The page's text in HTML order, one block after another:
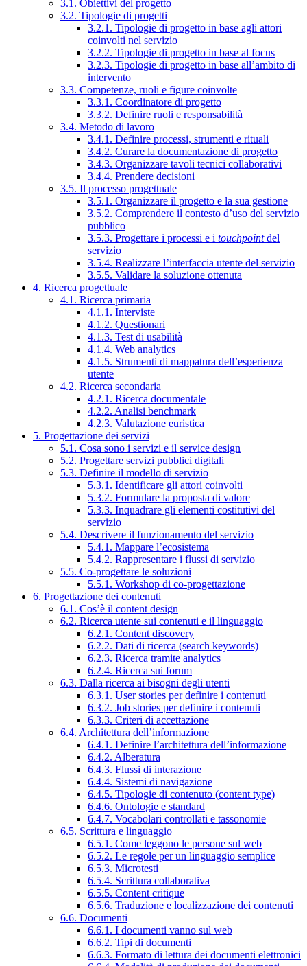
3.1. Obiettivi del progetto
3.2. Tipologie di progetti
3.2.1. Tipologie di progetto in base agli attori
coinvolti nel servizio
3.2.2. Tipologie di progetto in base al focus
3.2.3. Tipologie di progetto in base all’ambito di
intervento
3.3. Competenze, ruoli e figure coinvolte
3.3.1. Coordinatore di progetto
3.3.2. Definire ruoli e responsabilità
3.4. Metodo di lavoro
3.4.1. Definire processi, strumenti e rituali
3.4.2. Curare la documentazione di progetto
3.4.3. Organizzare tavoli tecnici collaborativi
3.4.4. Prendere decisioni
3.5. Il processo progettuale
3.5.1. Organizzare il progetto e la sua gestione
3.5.2. Comprendere il contesto d’uso del servizio
pubblico
3.5.3. Progettare i processi e i touchpointdel
servizio
3.5.4. Realizzare l’interfaccia utente del servizio
3.5.5. Validare la soluzione ottenuta
4. Ricerca progettuale
4.1. Ricerca primaria
4.1.1. Interviste
4.1.2. Questionari
4.1.3. Test di usabilità
4.1.4. Web analytics
4.1.5. Strumenti di mappatura dell’esperienza
utente
4.2. Ricerca secondaria
4.2.1. Ricerca documentale
4.2.2. Analisi benchmark
4.2.3. Valutazione euristica
5. Progettazione dei servizi
5.1. Cosa sono i servizi e il service design
5.2. Progettare servizi pubblici digitali
5.3. Definire il modello di servizio
5.3.1. Identificare gli attori coinvolti
5.3.2. Formulare la proposta di valore
5.3.3. Inquadrare gli elementi costitutivi del
servizio
5.4. Descrivere il funzionamento del servizio
5.4.1. Mappare l’ecosistema
5.4.2. Rappresentare i flussi di servizio
5.5. Co-progettare le soluzioni
5.5.1. Workshop di co-progettazione
6. Progettazione dei contenuti
6.1. Cos’è il content design
6.2. Ricerca utente sui contenuti e il linguaggio
6.2.1. Content discovery
6.2.2. Dati di ricerca (search keywords)
6.2.3. Ricerca tramite analytics
6.2.4. Ricerca sui forum
6.3. Dalla ricerca ai bisogni degli utenti
6.3.1. User stories per definire i contenuti
6.3.2. Job stories per definire i contenuti
6.3.3. Criteri di accettazione
6.4. Architettura dell’informazione
6.4.1. Definire l’architettura dell’informazione
6.4.2. Alberatura
6.4.3. Flussi di interazione
6.4.4. Sistemi di navigazione
6.4.5. Tipologie di contenuto (content type)
6.4.6. Ontologie e standard
6.4.7. Vocabolari controllati e tassonomie
6.5. Scrittura e linguaggio
6.5.1. Come leggono le persone sul web
6.5.2. Le regole per un linguaggio semplice
6.5.3. Microtesti
6.5.4. Scrittura collaborativa
6.5.5. Content critique
6.5.6. Traduzione e localizzazione dei contenuti
6.6. Documenti
6.6.1. I documenti vanno sul web
6.6.2. Tipi di documenti
6.6.3. Formato di lettura dei documenti elettronici